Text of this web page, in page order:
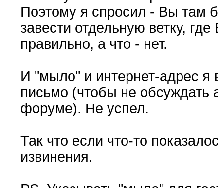
Поэтому я спросил - Вы там
завести отдельную ветку,
правильно, а что - нет.
И "мыло" и интернет-адрес я
письмо (чтобы не обсуждать
форуме). Не успел.
Так что если что-то
извинения.